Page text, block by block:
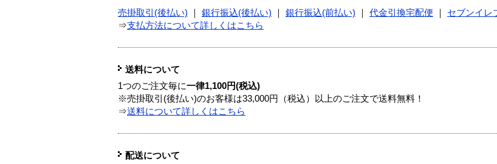
売掛取引(後払い) 銀行振込(後払い) 銀行振込(前払い) 代金引換宅配便
セブンイレ
⇒支払方法について詳しくはこちら
送料について
1つのご注文毎に一律1,100円(税込)
※売掛取引(後払い)のお客様は33,000円（税込）以上のご注文で送料無料！
⇒送料について詳しくはこちら
配送について